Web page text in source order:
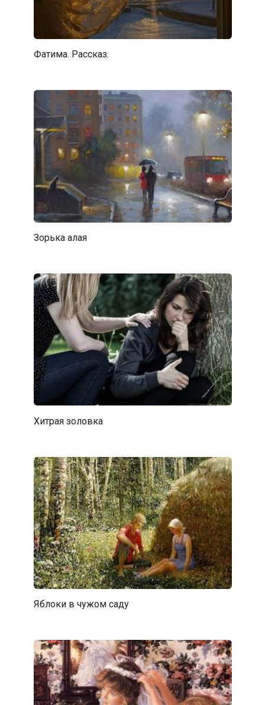
Фатима. Рассказ.
Зорька алая
Хитрая золовка
Яблоки в чужом саду